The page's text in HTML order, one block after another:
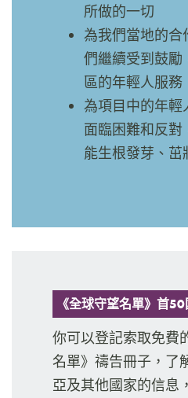
所做的一切
為我們當地的
們繼續受到鼓
區的年輕人服務
為項目中的年輕
面臨困難和反對
能生根發芽、茁
《全球守望名單》首50
你可以登記索取免費
名單》禱告冊子，了
亞及其他國家的信息